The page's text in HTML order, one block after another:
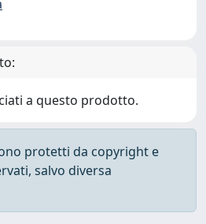
a questo prodotto.
protetti da copyright e
salvo diversa